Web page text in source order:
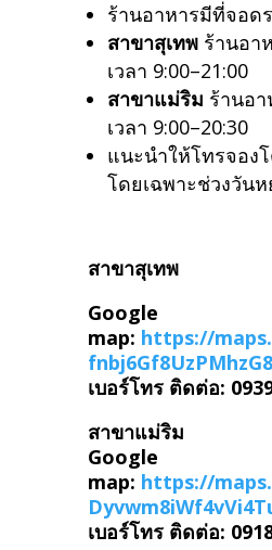
ร้านอาหารมีที่จอด
สาขาสุเทพ ร้านอา
เวลา 9:00–21:00
สาขาแม่ริม ร้านอ
เวลา 9:00–20:30
แนะนำให้โทรจอง
โดยเฉพาะช่วงวัน
สาขาสุเทพ
Google
map: https://
fnbj6Gf8UzPMhzG8
เบอร์โทร ติดต่อ:
สาขาแม่ริม
Google
map: https://
เบอร์โทร ติดต่อ: